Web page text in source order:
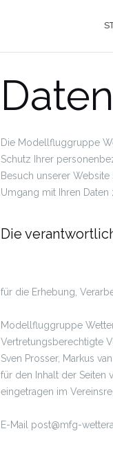
Die Modellfluggruppe
Schutz Ihrer
Besuch unserer
Umgang mit Ihren Daten
Die
für die Erhebung,
Modellfluggruppe
Vertretungsberechtigte
Sven Prosser, Markus
für den Inhalt der Seiten
eingetragen im
E-Mail post@mfg-